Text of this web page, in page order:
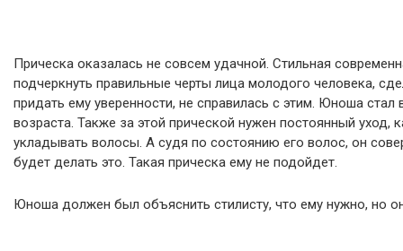
Прическа оказалась не совсем удачной. Стильная
подчеркнуть правильные черты лица молодого человека,
придать ему уверенности, не справилась с этим. Юноша
возраста. Также за этой прической нужен постоянный
укладывать волосы. А судя по состоянию его волос, он
будет делать это. Такая прическа ему не подойдет.
Юноша должен был объяснить стилисту, что ему нужно, но